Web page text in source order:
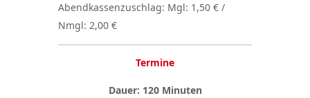
Abendkassenzuschlag: Mgl: 1,50 € /
Nmgl: 2,00 €
Termine
Dauer: 120 Minuten